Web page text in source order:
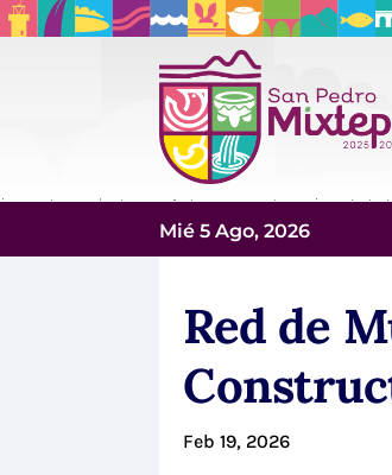
Mié 5 Ago, 2026
Red de
Feb 19, 2026